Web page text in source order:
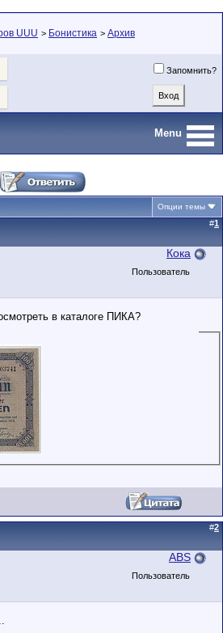
UUU > Бонистика > Архив
Запомнить?
Menu
Опции темы
#1
Кока
Пользователь
в каталоге ПИКА?
#2
ABS
Пользователь